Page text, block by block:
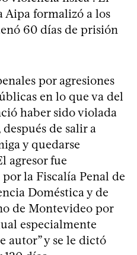
Aipa formalizó a los
60 días de prisión
por agresiones
en lo que va del
haber sido violada
de salir a
y quedarse
agresor fue
la Fiscalía Penal de
Doméstica y de
de Montevideo por
especialmente
autor” y se le dictó